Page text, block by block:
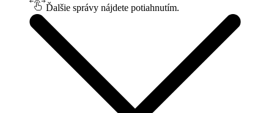
Ďalšie správy nájdete potiahnutím.